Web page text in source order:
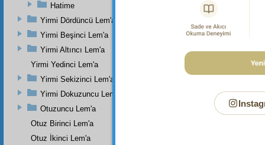
Bu
Hatime
Yirmi Dördüncü Lem'a
Yirmi Beşinci Lem'a
Yirmi Altıncı Lem'a
Yirmi Yedinci Lem'a
Yirmi Sekizinci Lem'a
Yirmi Dokuzuncu Lem'a
Otuzuncu Lem'a
Otuz Birinci Lem'a
Otuz İkinci Lem'a